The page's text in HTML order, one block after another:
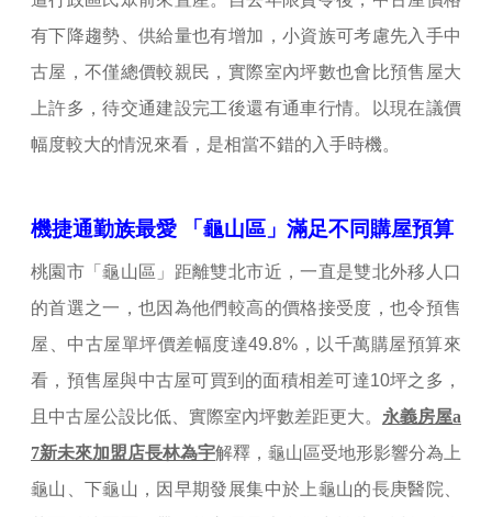
有下降趨勢、供給量也有增加，小資族可考慮先入手中
古屋，不僅總價較親民，實際室內坪數也會比預售屋大
上許多，待交通建設完工後還有通車行情。以現在議價
幅度較大的情況來看，是相當不錯的入手時機。
機捷通勤族最愛 「龜山區」滿足不同購屋預算
桃園 市「龜山區」距離雙北市近，一直是雙北外移人口
的首選之一，也因為他們較高的價格接受度，也令預售
屋、中古屋單坪價差幅度達49.8%，以千萬購屋預算來
看，預售屋與中古屋可買到的面積相差可達10坪之多，
且中古屋公設比低、實際室內坪數差距更大。 永義房屋a
7新未來加盟店長林為宇解釋，龜山區受地形影響分為上
龜山、下龜山，因早期發展集中於上龜山的長庚醫院、